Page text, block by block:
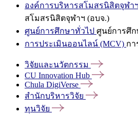
องค์การบริหารสโมสรนิสิตจุฬา
สโมสรนิสิตจุฬาฯ (อบจ.)
ศูนย์การศึกษาทั่วไป ศูนย์การศึก
การประเมินออนไลน์ (MCV) กา
วิจัยและนวัตกรรม
CU Innovation Hub
Chula DigiVerse
สำนักบริหารวิจัย
ทุนวิจัย